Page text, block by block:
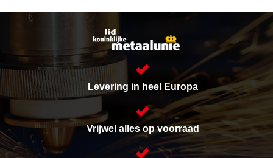
Levering in heel Europa
Vrijwel alles op voorraad